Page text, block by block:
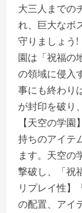
大三人までの
れ、巨大なボ
守りましょう!
園は「祝福の
の領域に侵入
事にも終わり
が封印を破り
【天空の学
持ちのアイテ
ます。天空の
撃破し、「祝
リプレイ性】
の配置、アイ